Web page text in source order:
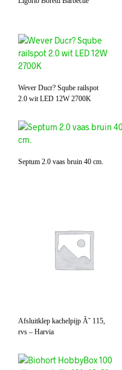
Wever Ducr? Sqube railspot
2.0 wit LED 12W 2700K
Septum 2.0 vaas bruin 40 cm.
Afsluitklep kachelpijp Ã˜ 115,
rvs – Harvia